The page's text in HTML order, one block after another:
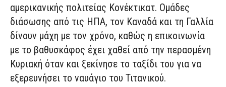
αμερικανικής πολιτείας Κονέκτικατ. Ομάδες
διάσωσης από τις ΗΠΑ, τον Καναδά και τη Γαλλία
δίνουν μάχη με τον χρόνο, καθώς η επικοινωνία
με το βαθυσκάφος έχει χαθεί από την περασμένη
Κυριακή όταν και ξεκίνησε το ταξίδι του για να
εξερευνήσει το ναυάγιο του Τιτανικού.